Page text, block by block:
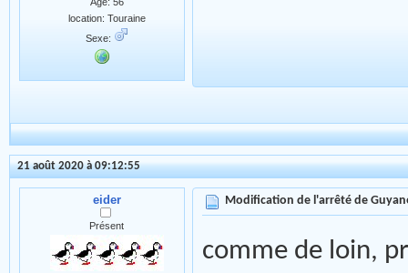
Age: 56
location: Touraine
Sexe:
21 août 2020 à 09:12:55
eider
Présent
Modification de l'arrêté de
comme de loin,